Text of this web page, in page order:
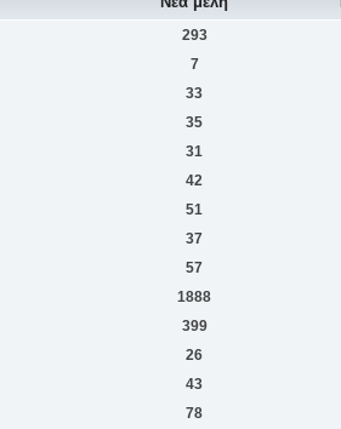
293
7
33
35
31
42
51
37
57
1888
399
26
43
78